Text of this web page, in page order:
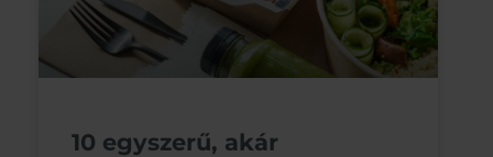
10 egyszerű, akár